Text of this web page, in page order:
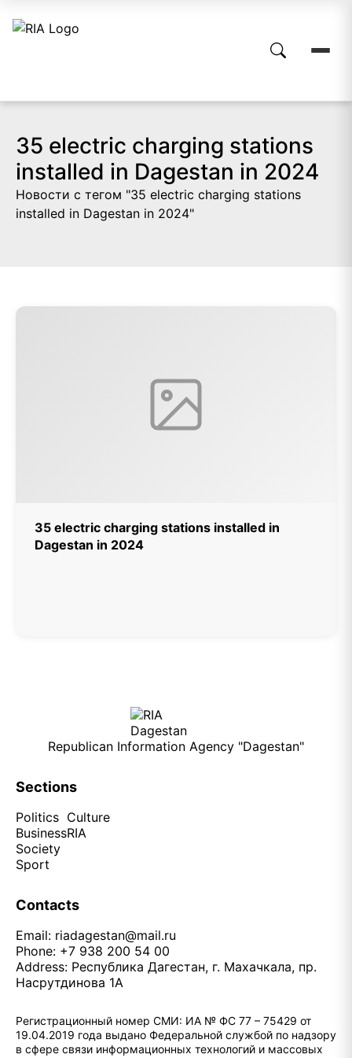
35 electric charging stations
installed in Dagestan in 2024
Новости с тегом "35 electric charging stations
installed in Dagestan in 2024"
35 electric charging stations installed in
Dagestan in 2024
Republican Information Agency "Dagestan"
Sections
Politics
Business
Society
Sport
Culture
RIA
Contacts
Email: riadagestan@mail.ru
Phone: +7 938 200 54 00
Address: Республика Дагестан, г. Махачкала, пр.
Насрутдинова 1А
Регистрационный номер СМИ: ИА № ФС 77 – 75429 от
19.04.2019 года выдано Федеральной службой по надзору
в сфере связи информационных технологий и массовых